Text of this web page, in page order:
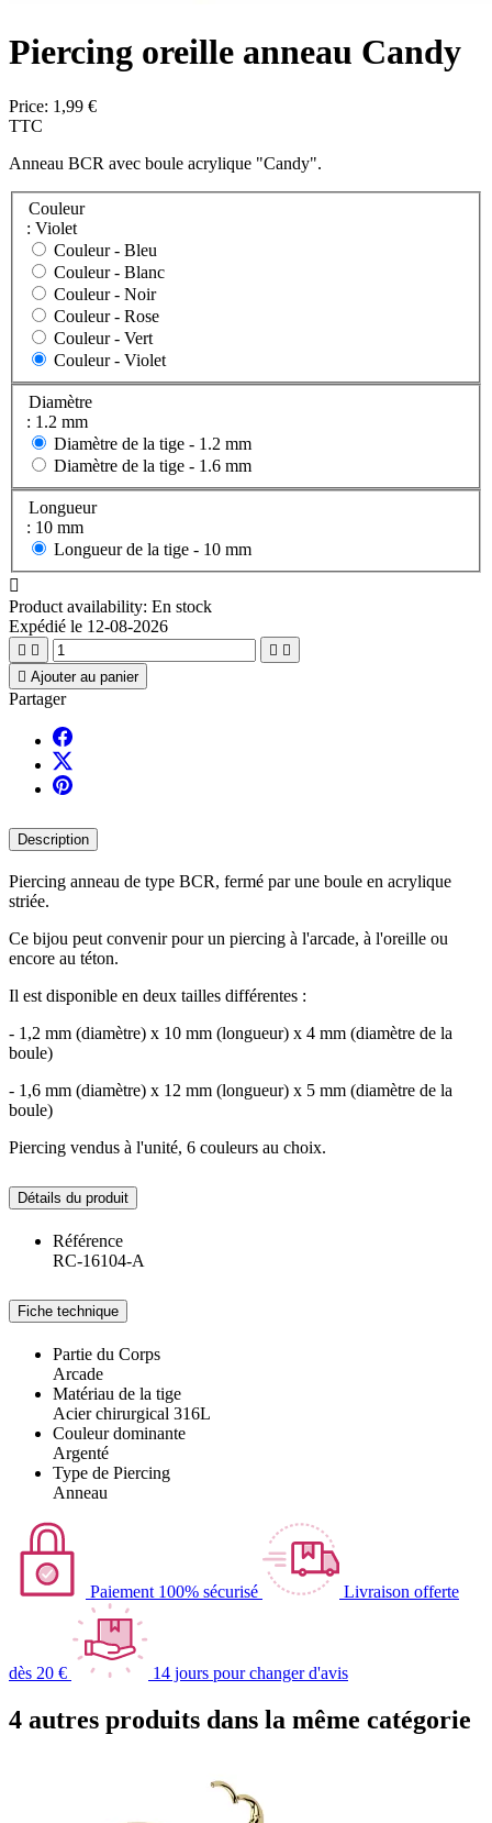
Piercing oreille anneau Candy
Price: 1,99 €
TTC
Anneau BCR avec boule acrylique "Candy".
Couleur
: Violet
Couleur - Bleu
Couleur - Blanc
Couleur - Noir
Couleur - Rose
Couleur - Vert
Couleur - Violet
Diamètre
: 1.2 mm
Diamètre de la tige - 1.2 mm
Diamètre de la tige - 1.6 mm
Longueur
: 10 mm
Longueur de la tige - 10 mm

Product availability: En stock
Expédié le 12-08-2026
   
 Ajouter au panier
Partager
Description
Piercing anneau de type BCR, fermé par une boule en acrylique
striée.
Ce bijou peut convenir pour un piercing à l'arcade, à l'oreille ou
encore au téton.
Il est disponible en deux tailles différentes :
- 1,2 mm (diamètre) x 10 mm (longueur) x 4 mm (diamètre de la
boule)
- 1,6 mm (diamètre) x 12 mm (longueur) x 5 mm (diamètre de la
boule)
Piercing vendus à l'unité, 6 couleurs au choix.
Détails du produit
Référence
RC-16104-A
Fiche technique
Partie du Corps
Arcade
Matériau de la tige
Acier chirurgical 316L
Couleur dominante
Argenté
Type de Piercing
Anneau
Paiement 100% sécurisé Livraison offerte
dès 20 € 14 jours pour changer d'avis
4 autres produits dans la même catégorie